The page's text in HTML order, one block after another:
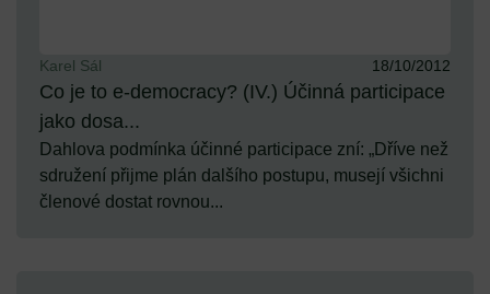
Karel Sál 18/10/2012
Co je to e-democracy? (IV.) Účinná participace
jako dosa...
Dahlova podmínka účinné participace zní: „Dříve než
sdružení přijme plán dalšího postupu, musejí všichni
členové dostat rovnou...